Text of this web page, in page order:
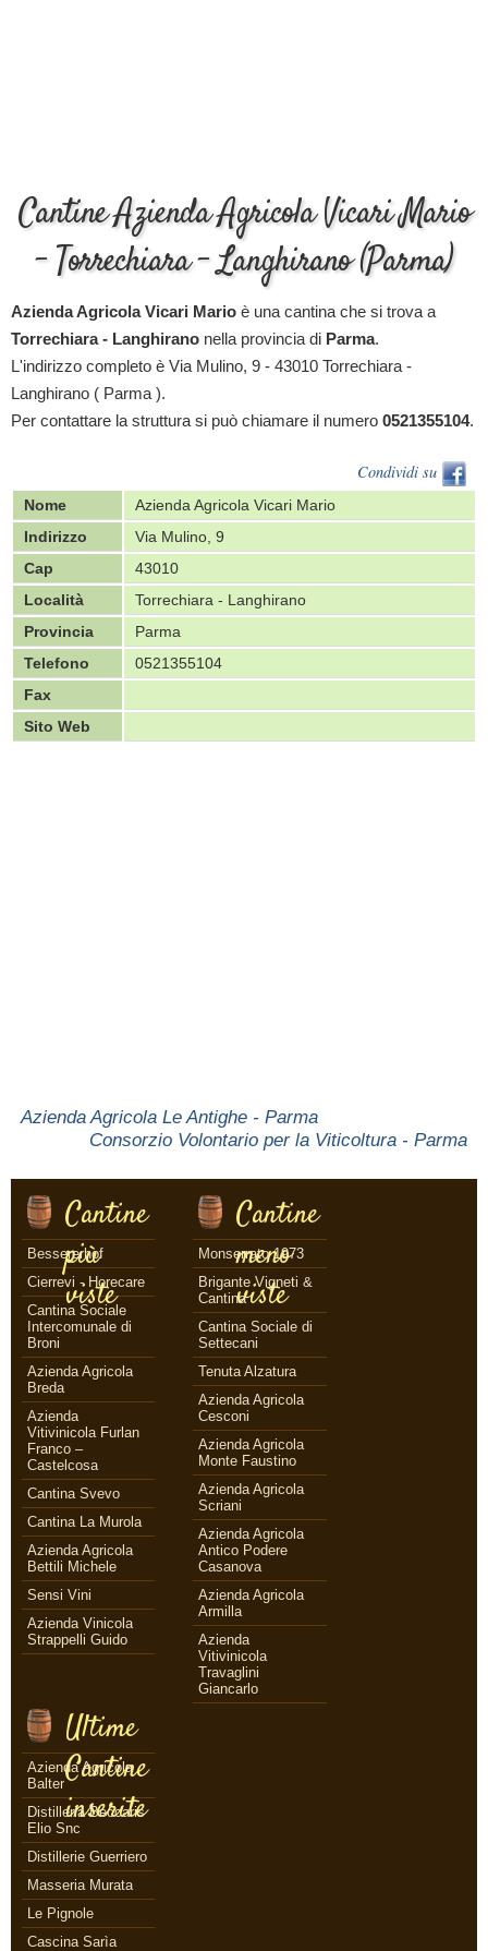
Cantine Azienda Agricola Vicari Mario
- Torrechiara - Langhirano (Parma)
Azienda Agricola Vicari Mario è una cantina che si trova a
Torrechiara - Langhirano nella provincia di Parma.
L'indirizzo completo è Via Mulino, 9 - 43010 Torrechiara -
Langhirano ( Parma ).
Per contattare la struttura si può chiamare il numero 0521355104.
Condividi su
Nome
Azienda Agricola Vicari Mario
Indirizzo
Via Mulino, 9
Cap
43010
Località
Torrechiara - Langhirano
Provincia
Parma
Telefono
0521355104
Fax
Sito Web
Azienda Agricola Le Antighe - Parma
Consorzio Volontario per la Viticoltura - Parma
Cantine
più
viste
Bessererhof
Cierrevi - Horecare
Cantina Sociale
Intercomunale di
Broni
Azienda Agricola
Breda
Azienda
Vitivinicola Furlan
Franco –
Castelcosa
Cantina Svevo
Cantina La Murola
Azienda Agricola
Bettili Michele
Sensi Vini
Azienda Vinicola
Strappelli Guido
Cantine
meno
viste
Monserrato 1973
Brigante Vigneti &
Cantina
Cantina Sociale di
Settecani
Tenuta Alzatura
Azienda Agricola
Cesconi
Azienda Agricola
Monte Faustino
Azienda Agricola
Scriani
Azienda Agricola
Antico Podere
Casanova
Azienda Agricola
Armilla
Azienda
Vitivinicola
Travaglini
Giancarlo
Ultime
Cantine
inserite
Azienda Agricola
Balter
Distilleria Beccaris
Elio Snc
Distillerie Guerriero
Masseria Murata
Le Pignole
Cascina Sarìa